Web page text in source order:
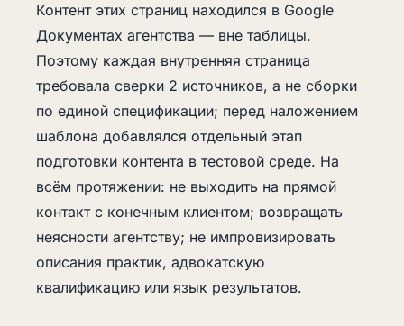
Контент этих страниц находился в Google
Документах агентства — вне таблицы.
Поэтому каждая внутренняя страница
требовала сверки 2 источников, а не сборки
по единой спецификации; перед наложением
шаблона добавлялся отдельный этап
подготовки контента в тестовой среде. На
всём протяжении: не выходить на прямой
контакт с конечным клиентом; возвращать
неясности агентству; не импровизировать
описания практик, адвокатскую
квалификацию или язык результатов.